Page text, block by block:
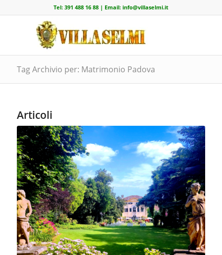
Tel: 391 488 16 88| Email: info@villaselmi.it
Tag Archivio per: Matrimonio Padova
Articoli